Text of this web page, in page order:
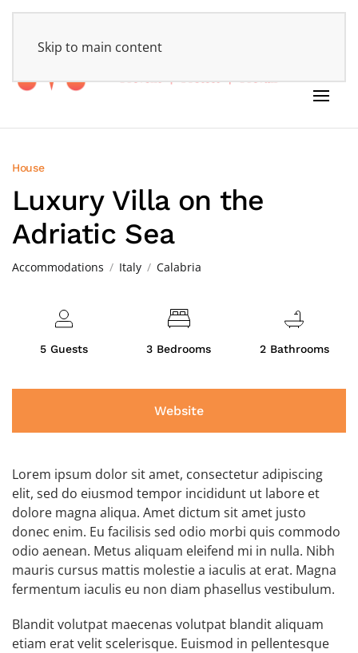
Skip to main content
House
Luxury Villa on the
Adriatic Sea
Accommodations Italy Calabria
5 Guests 3 Bedrooms 2 Bathrooms
Website
Lorem ipsum dolor sit amet, consectetur adipiscing
elit, sed do eiusmod tempor incididunt ut labore et
dolore magna aliqua. Amet dictum sit amet justo
donec enim. Eu facilisis sed odio morbi quis commodo
odio aenean. Metus aliquam eleifend mi in nulla. Nibh
mauris cursus mattis molestie a iaculis at erat. Magna
fermentum iaculis eu non diam phasellus vestibulum.
Blandit volutpat maecenas volutpat blandit aliquam
etiam erat velit scelerisque. Euismod in pellentesque